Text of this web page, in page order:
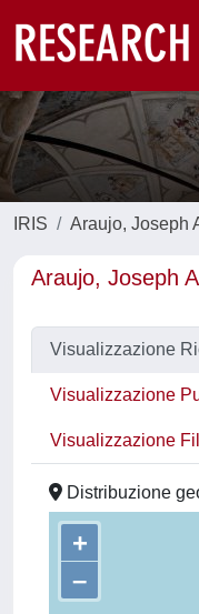
IRIS Araujo, Joseph
Araujo, Joseph
Visualizzazione
Visualizzazione
Visualizzazione
Distribuzione
+
–